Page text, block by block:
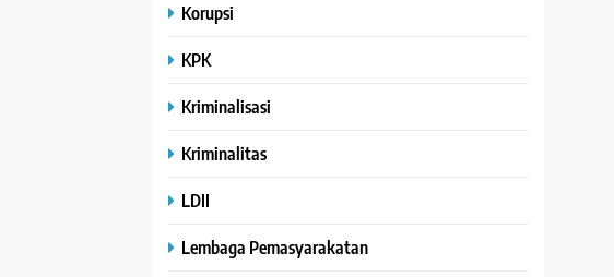
Korupsi
KPK
Kriminalisasi
Kriminalitas
LDII
Lembaga Pemasyarakatan